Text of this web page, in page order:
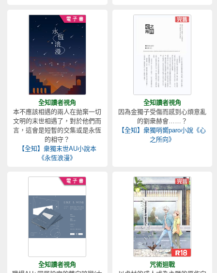
全知讀者視角
本不應該相遇的兩人在拋棄一切
文明的末世相遇了，對於他們而
言，這會是短暫的交集或是永恆
的相守？
【全知】衆獨末世AU小說本
《永恆浪漫》
全知讀者視角
因為金獨子受傷而感到心煩意亂
的劉衆赫會……？
【全知】衆獨哨嚮paro小說《心
之所向》
全知讀者視角
咒術迴戰